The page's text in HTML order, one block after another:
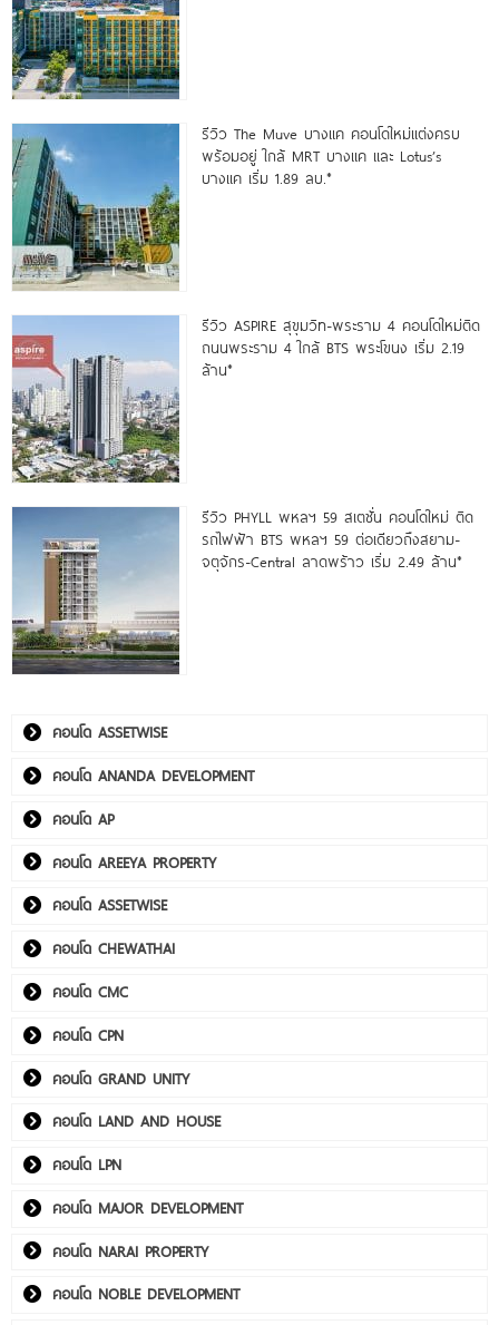
รีวิว The Muve บางแค คอนโดใหม่แต่งครบ
พร้อมอยู่ ใกล้ MRT บางแค และ Lotus’s
บางแค เริ่ม 1.89 ลบ.*
รีวิว ASPIRE สุขุมวิท-พระราม 4 คอนโดใหม่ติด
ถนนพระราม 4 ใกล้ BTS พระโขนง เริ่ม 2.19
ล้าน*
รีวิว PHYLL พหลฯ 59 สเตชั่น คอนโดใหม่ ติด
รถไฟฟ้า BTS พหลฯ 59 ต่อเดียวถึงสยาม-
จตุจักร-Central ลาดพร้าว เริ่ม 2.49 ล้าน*
คอนโด ASSETWISE
คอนโด ANANDA DEVELOPMENT
คอนโด AP
คอนโด AREEYA PROPERTY
คอนโด ASSETWISE
คอนโด CHEWATHAI
คอนโด CMC
คอนโด CPN
คอนโด GRAND UNITY
คอนโด LAND AND HOUSE
คอนโด LPN
คอนโด MAJOR DEVELOPMENT
คอนโด NARAI PROPERTY
คอนโด NOBLE DEVELOPMENT